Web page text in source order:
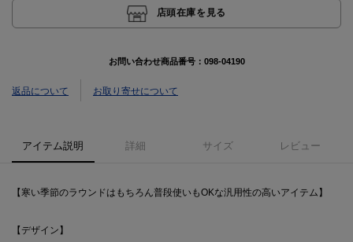
店頭在庫を見る
お問い合わせ商品番号： 098-04190
返品について お取り寄せについて
アイテム説明 詳細 サイズ レビュー
【寒い季節のラウンドはもちろん普段使いもOKな汎用性の高いアイテム】
【デザイン】